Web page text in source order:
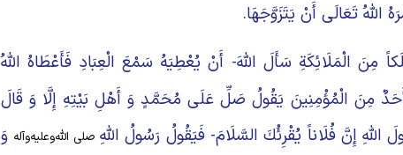
تَعَالَى أَنْ يَتَزَوَّجَهَا.
مِنَ الْمَلَائِكَةِ سَأَلَ اللَّهَ- أَنْ يُعْطِيَهُ سَمْعَ الْعِبَادِ فَأَعْطَاهُ اللَّهُ
مِنَ الْمُؤْمِنِينَ يَقُولُ صَلِّ عَلَى مُحَمَّدٍ وَ أَهْلِ بَيْتِهِ إِلَّا وَ قَالَ
إِنَّ فُلَاناً يُقْرِئُكَ السَّلَامَ- فَيَقُولُ رَسُولُ اللَّهِصلی الله‌و‌علیه‌و‌آله وَ